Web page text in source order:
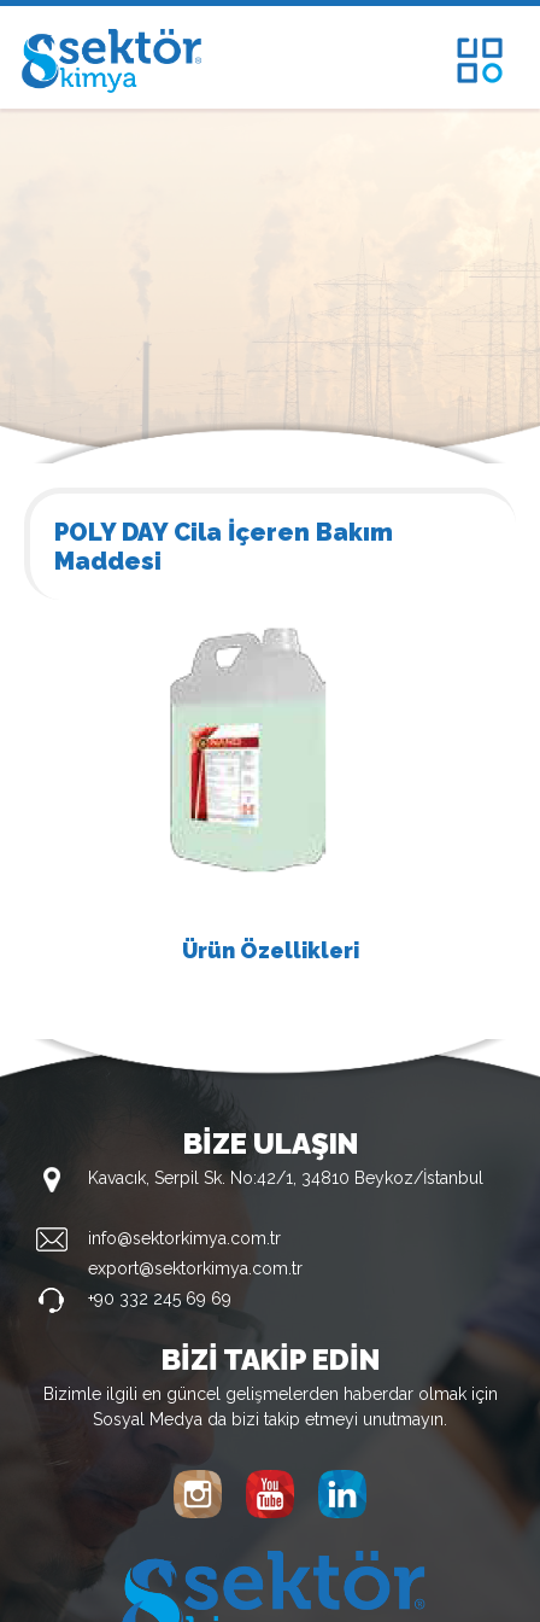
POLY DAY Cila İçeren Bakım
Maddesi
Ürün Özellikleri
BİZE ULAŞIN
Kavacık, Serpil Sk. No:42/1, 34810 Beykoz/İstanbul
info@sektorkimya.com.tr
export@sektorkimya.com.tr
+90 332 245 69 69
BİZİ TAKİP EDİN
Bizimle ilgili en güncel gelişmelerden haberdar olmak için
Sosyal Medya da bizi takip etmeyi unutmayın.